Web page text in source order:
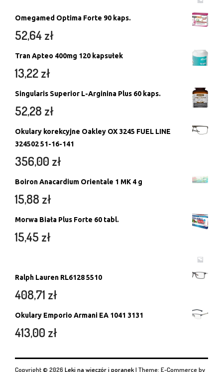
Omegamed Optima Forte 90 kaps.
52,64zł
Tran Apteo 400mg 120 kapsułek
13,22zł
Singularis Superior L-Arginina Plus 60 kaps.
52,28 zł
Okulary korekcyjne Oakley OX 3245 FUEL LINE
324502 51-16-141
356,00 zł
Boiron Anacardium Orientale 1 MK 4 g
15,88 zł
Morwa Biała Plus Forte 60 tabl.
15,45 zł
Ralph Lauren RL6128 5510
408,71 zł
Okulary Emporio Armani EA 1041 3131
413,00 zł
Copyright © 2026 Leki na wieczór i poranek| Theme: E-Commerce by